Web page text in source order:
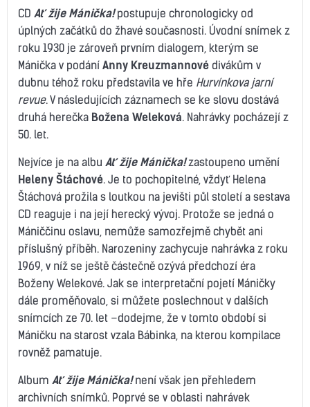
CD Ať žije Mánička!postupuje chronologicky od
úplných začátků do žhavé současnosti. Úvodní snímek z
roku 1930 je zároveň prvním dialogem, kterým se
Mánička v podání Anny Kreuzmannové divákům v
dubnu téhož roku představila ve hře Hurvínkova jarní
revue. V následujících záznamech se ke slovu dostává
druhá herečka Božena Weleková. Nahrávky pocházejí z
50. let.
Nejvíce je na albu Ať žije Mánička!zastoupeno umění
Heleny Štáchové. Je to pochopitelné, vždyť Helena
Štáchová prožila s loutkou na jevišti půl století a sestava
CD reaguje i na její herecký vývoj. Protože se jedná o
Mániččinu oslavu, nemůže samozřejmě chybět ani
příslušný příběh. Narozeniny zachycuje nahrávka z roku
1969, v níž se ještě částečně ozývá předchozí éra
Boženy Welekové. Jak se interpretační pojetí Máničky
dále proměňovalo, si můžete poslechnout v dalších
snímcích ze 70. let –dodejme, že v tomto období si
Máničku na starost vzala Bábinka, na kterou kompilace
rovněž pamatuje.
Album Ať žije Mánička!není však jen přehledem
archivních snímků. Poprvé se v oblasti nahrávek